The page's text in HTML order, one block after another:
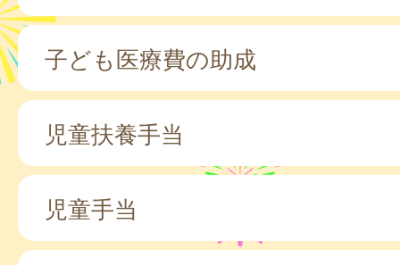
子ども医療費の助成
児童扶養手当
児童手当